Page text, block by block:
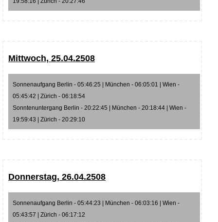
Mittwoch, 25.04.2508
Sonnenaufgang Berlin - 05:46:25 | München - 06:05:01 | Wien -
05:45:42 | Zürich - 06:18:54
Sonntenuntergang Berlin - 20:22:45 | München - 20:18:44 | Wien -
19:59:43 | Zürich - 20:29:10
Donnerstag, 26.04.2508
Sonnenaufgang Berlin - 05:44:23 | München - 06:03:16 | Wien -
05:43:57 | Zürich - 06:17:12